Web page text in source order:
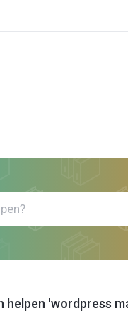
helpen 'wordpress